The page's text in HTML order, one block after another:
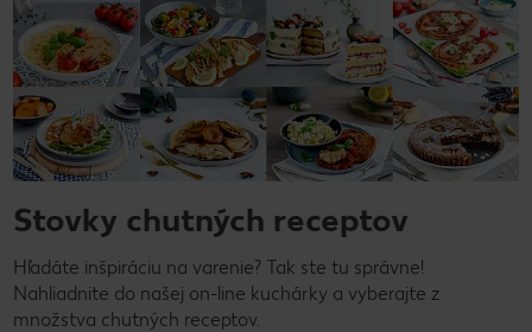
Stovky chutných receptov
Hľadáte inšpiráciu na varenie? Tak ste tu správne!
Nahliadnite do našej on-line kuchárky a vyberajte z
množstva chutných receptov.